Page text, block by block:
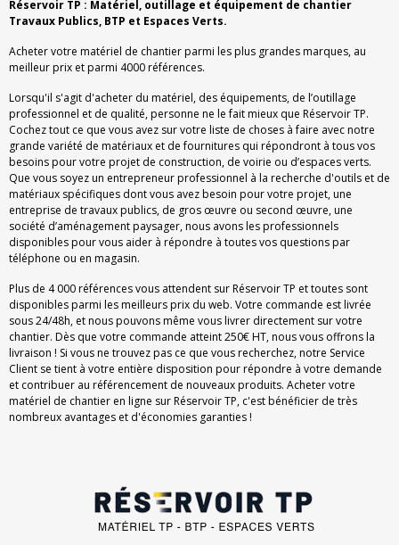
Réservoir TP : Matériel, outillage et équipement de chantier
Travaux Publics, BTP et Espaces Verts.
Acheter votre matériel de chantier parmi les plus grandes marques, au
meilleur prix et parmi 4000 références.
Lorsqu'il s'agit d'acheter du matériel, des équipements, de l’outillage
professionnel et de qualité, personne ne le fait mieux que Réservoir TP.
Cochez tout ce que vous avez sur votre liste de choses à faire avec notre
grande variété de matériaux et de fournitures qui répondront à tous vos
besoins pour votre projet de construction, de voirie ou d’espaces verts.
Que vous soyez un entrepreneur professionnel à la recherche d'outils et de
matériaux spécifiques dont vous avez besoin pour votre projet, une
entreprise de travaux publics, de gros œuvre ou second œuvre, une
société d’aménagement paysager, nous avons les professionnels
disponibles pour vous aider à répondre à toutes vos questions par
téléphone ou en magasin.
Plus de 4 000 références vous attendent sur Réservoir TP et toutes sont
disponibles parmi les meilleurs prix du web. Votre commande est livrée
sous 24/48h, et nous pouvons même vous livrer directement sur votre
chantier. Dès que votre commande atteint 250€ HT, nous vous offrons la
livraison ! Si vous ne trouvez pas ce que vous recherchez, notre Service
Client se tient à votre entière disposition pour répondre à votre demande
et contribuer au référencement de nouveaux produits. Acheter votre
matériel de chantier en ligne sur Réservoir TP, c'est bénéficier de très
nombreux avantages et d'économies garanties !